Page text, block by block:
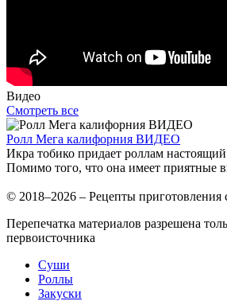
Видео
Смотреть все
Ролл Мега калифорния ВИДЕО
Икра тобико придает роллам
Помимо того, что она имеет приятные
© 2018–2026 – Рецепты приготовления
Перепечатка материалов разрешена
первоисточника
Суши
Роллы
Закуски